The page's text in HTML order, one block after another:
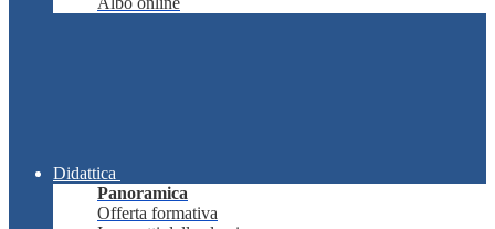
Didattica
Panoramica
Offerta formativa